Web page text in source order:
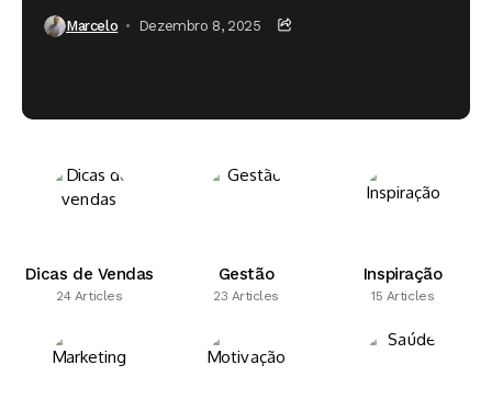
Marcelo Dezembro 8, 2025
Dicas de Vendas
24 Articles
Gestão
23 Articles
Inspiração
15 Articles